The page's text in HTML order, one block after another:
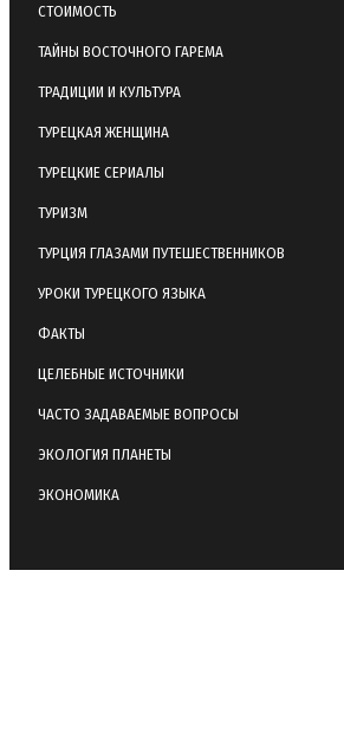
СТОИМОСТЬ
ТАЙНЫ ВОСТОЧНОГО ГАРЕМА
ТРАДИЦИИ И КУЛЬТУРА
ТУРЕЦКАЯ ЖЕНЩИНА
ТУРЕЦКИЕ СЕРИАЛЫ
ТУРИЗМ
ТУРЦИЯ ГЛАЗАМИ ПУТЕШЕСТВЕННИКОВ
УРОКИ ТУРЕЦКОГО ЯЗЫКА
ФАКТЫ
ЦЕЛЕБНЫЕ ИСТОЧНИКИ
ЧАСТО ЗАДАВАЕМЫЕ ВОПРОСЫ
ЭКОЛОГИЯ ПЛАНЕТЫ
ЭКОНОМИКА